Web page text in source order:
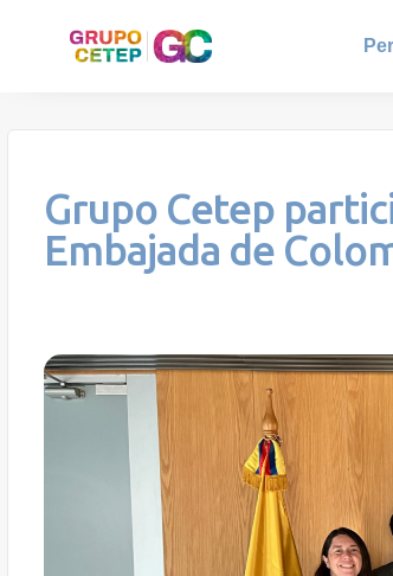
Grupo Cetep
Embajada de